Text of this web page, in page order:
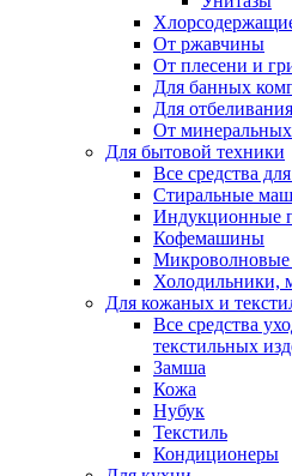
От ржавчины
От плесени и
Для банных
Для отбеливания
От
Для бытовой техники
Все средства
Стиральные
Индукционные
Кофемашины
Микроволновые
Холодильники,
Для кожаных и
Все средства
текстильных
Замша
Кожа
Нубук
Текстиль
Кондиционеры